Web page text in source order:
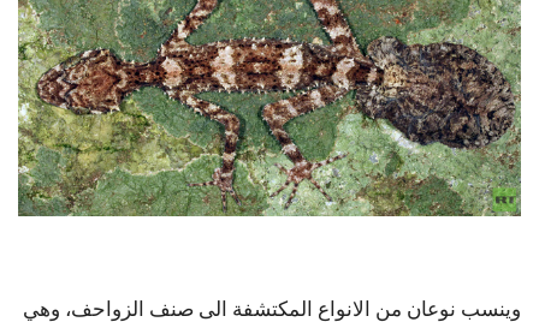
وينسب نوعان من الانواع المكتشفة الى صنف الزواحف، وهي